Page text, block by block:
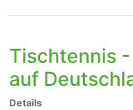
Tischtennis
auf
Details